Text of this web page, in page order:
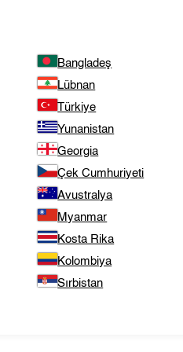
Bangladeş
Lübnan
Türkiye
Yunanistan
Georgia
Çek Cumhuriyeti
Avustralya
Myanmar
Kosta Rika
Kolombiya
Sırbistan